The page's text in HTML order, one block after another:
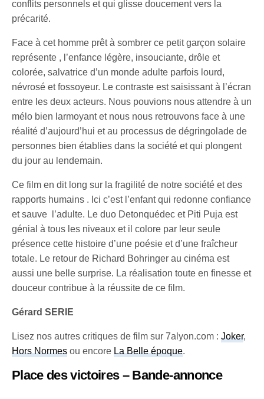
conflits personnels et qui glisse doucement vers la
précarité.
Face à cet homme prêt à sombrer ce petit garçon solaire
représente , l’enfance légère, insouciante, drôle et
colorée, salvatrice d’un monde adulte parfois lourd,
névrosé et fossoyeur. Le contraste est saisissant à l’écran
entre les deux acteurs. Nous pouvions nous attendre à un
mélo bien larmoyant et nous nous retrouvons face à une
réalité d’aujourd’hui et au processus de dégringolade de
personnes bien établies dans la société et qui plongent
du jour au lendemain.
Ce film en dit long sur la fragilité de notre société et des
rapports humains . Ici c’est l’enfant qui redonne confiance
et sauve l’adulte. Le duo Detonquédec et Piti Puja est
génial à tous les niveaux et il colore par leur seule
présence cette histoire d’une poésie et d’une fraîcheur
totale. Le retour de Richard Bohringer au cinéma est
aussi une belle surprise. La réalisation toute en finesse et
douceur contribue à la réussite de ce film.
Gérard SERIE
Lisez nos autres critiques de film sur 7alyon.com :Joker,
Hors Normes ou encoreLa Belle époque.
Place des victoires – Bande-annonce